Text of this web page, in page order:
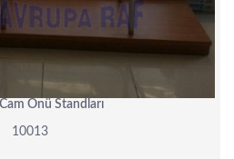
Önü Standları
10013